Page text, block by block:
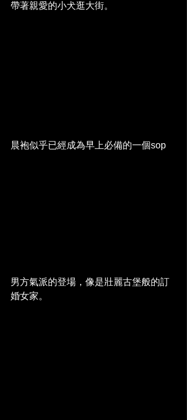
帶著親愛的小犬逛大街。
晨袍似乎已經成為早上必備的一個sop
男方氣派的登場，像是壯麗古堡般的訂
婚女家。